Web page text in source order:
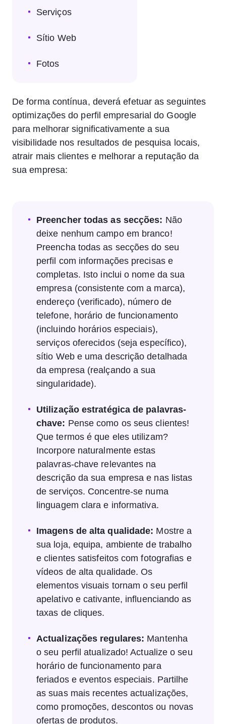
Serviços
Sítio Web
Fotos
De forma contínua, deverá efetuar as seguintes
optimizações do perfil empresarial do Google
para melhorar significativamente a sua
visibilidade nos resultados de pesquisa locais,
atrair mais clientes e melhorar a reputação da
sua empresa:
Preencher todas as secções: Não
deixe nenhum campo em branco!
Preencha todas as secções do seu
perfil com informações precisas e
completas. Isto inclui o nome da sua
empresa (consistente com a marca),
endereço (verificado), número de
telefone, horário de funcionamento
(incluindo horários especiais),
serviços oferecidos (seja específico),
sítio Web e uma descrição detalhada
da empresa (realçando a sua
singularidade).
Utilização estratégica de palavras-
chave: Pense como os seus clientes!
Que termos é que eles utilizam?
Incorpore naturalmente estas
palavras-chave relevantes na
descrição da sua empresa e nas listas
de serviços. Concentre-se numa
linguagem clara e informativa.
Imagens de alta qualidade: Mostre a
sua loja, equipa, ambiente de trabalho
e clientes satisfeitos com fotografias e
vídeos de alta qualidade. Os
elementos visuais tornam o seu perfil
apelativo e cativante, influenciando as
taxas de cliques.
Actualizações regulares: Mantenha
o seu perfil atualizado! Actualize o seu
horário de funcionamento para
feriados e eventos especiais. Partilhe
as suas mais recentes actualizações,
como promoções, descontos ou novas
ofertas de produtos.